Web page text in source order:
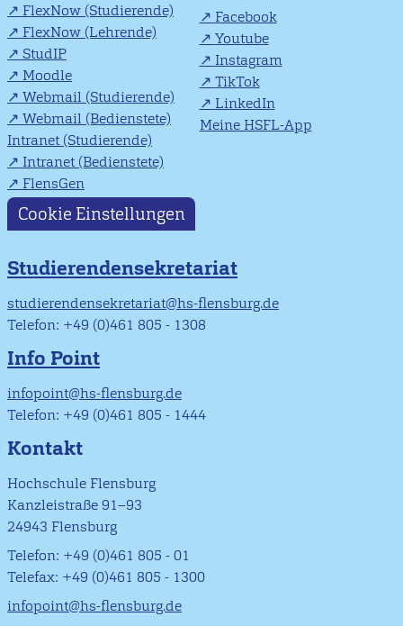
FlexNow (Studierende)
FlexNow (Lehrende)
StudIP
Moodle
Webmail (Studierende)
Webmail (Bedienstete)
Intranet (Studierende)
Intranet (Bedienstete)
FlensGen
Facebook
Youtube
Instagram
TikTok
LinkedIn
Meine HSFL-App
Cookie Einstellungen
Studierendensekretariat
studierendensekretariat@hs-flensburg.de
Telefon: +49 (0)461 805 - 1308
Info Point
infopoint@hs-flensburg.de
Telefon: +49 (0)461 805 - 1444
Kontakt
Hochschule Flensburg
Kanzleistraße 91–93
24943 Flensburg
Telefon: +49 (0)461 805 - 01
Telefax: +49 (0)461 805 - 1300
infopoint@hs-flensburg.de